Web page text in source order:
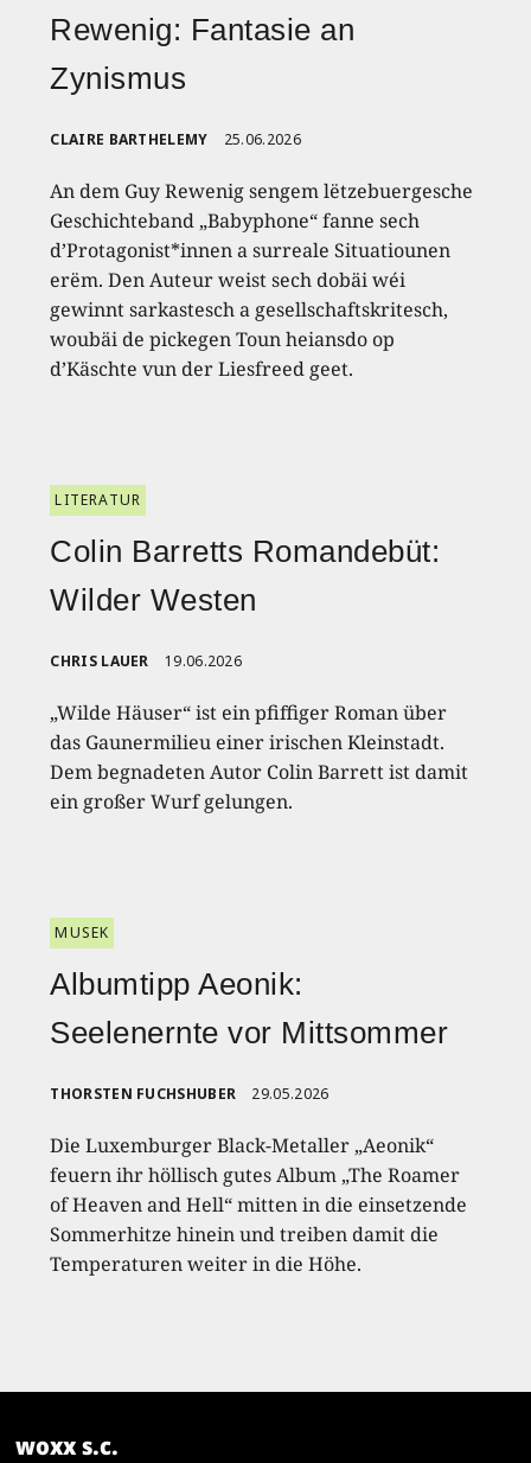
Rewenig: Fantasie an
Zynismus
CLAIRE BARTHELEMY 25.06.2026
An dem Guy Rewenig sengem lëtzebuergesche
Geschichteband „Babyphone“ fanne sech
d’Protagonist*innen a surreale Situatiounen
erëm. Den Auteur weist sech dobäi wéi
gewinnt sarkastesch a gesellschaftskritesch,
woubäi de pickegen Toun heiansdo op
d’Käschte vun der Liesfreed geet.
LITERATUR
Colin Barretts Romandebüt:
Wilder Westen
CHRIS LAUER 19.06.2026
„Wilde Häuser“ ist ein pfiffiger Roman über
das Gaunermilieu einer irischen Kleinstadt.
Dem begnadeten Autor Colin Barrett ist damit
ein großer Wurf gelungen.
MUSEK
Albumtipp Aeonik:
Seelenernte vor Mittsommer
THORSTEN FUCHSHUBER 29.05.2026
Die Luxemburger Black-Metaller „Aeonik“
feuern ihr höllisch gutes Album „The Roamer
of Heaven and Hell“ mitten in die einsetzende
Sommerhitze hinein und treiben damit die
Temperaturen weiter in die Höhe.
woxx s.c.